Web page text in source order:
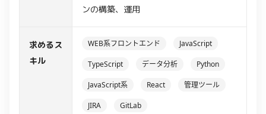
ンの構築、運用
求めるス
キル
WEB系フロントエンド JavaScript
TypeScript データ分析 Python
JavaScript系 React 管理ツール
JIRA GitLab